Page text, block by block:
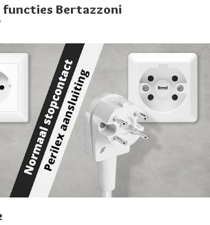
Bertazzoni